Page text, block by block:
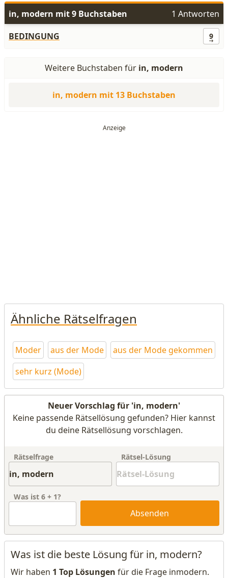
in, modern mit 9 Buchstaben
1 Antworten
BEDINGUNG
9
Weitere Buchstaben für in, modern
in, modern mit 13 Buchstaben
Ähnliche Rätselfragen
Moder aus der Mode
aus der Mode gekommen
sehr kurz (Mode)
Neuer Vorschlag für 'in, modern'
Keine passende Rätsellösung gefunden? Hier kannst
du deine Rätsellösung vorschlagen.
Rätselfrage Rätsel-Lösung
Was ist 6 + 1?
Absenden
Was ist die beste Lösung für in, modern?
Wir haben 1 Top Lösungen für die Frage inmodern.